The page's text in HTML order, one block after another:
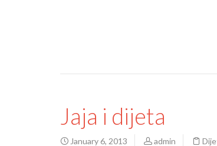
Jaja i dijeta
January 6, 2013 admin